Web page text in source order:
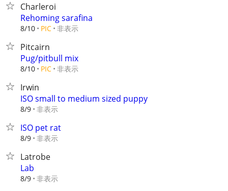
Charleroi
Rehoming sarafina
8/10 PIC 非表示
Pitcairn
Pug/pitbull mix
8/10 PIC 非表示
Irwin
ISO small to medium sized puppy
8/9 非表示
ISO pet rat
8/9 非表示
Latrobe
Lab
8/9 非表示